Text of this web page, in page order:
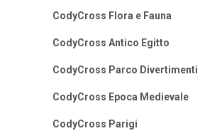
CodyCross Flora e Fauna
CodyCross Antico Egitto
CodyCross Parco Divertimenti
CodyCross Epoca Medievale
CodyCross Parigi